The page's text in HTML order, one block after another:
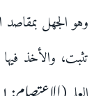
وهو ‌الجهل ‌بمقاصد
تثبت، والأخذ
(الاعتصام: ۳/۱۱۱)